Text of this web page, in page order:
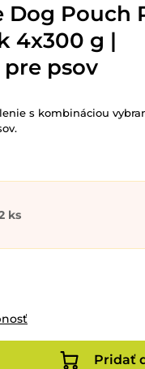
Dog Pouch
4x300 g |
psov
s kombináciou
ks
Pridať